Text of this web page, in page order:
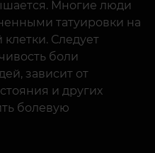
Многие люди
татуировки на
Следует
боли
зависит от
и других
болевую